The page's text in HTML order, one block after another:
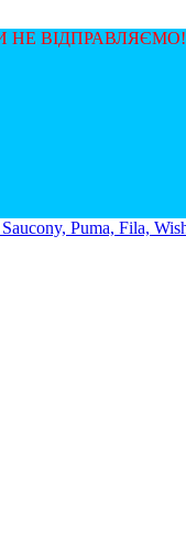
НЕ ВІДПРАВЛЯЄМО!